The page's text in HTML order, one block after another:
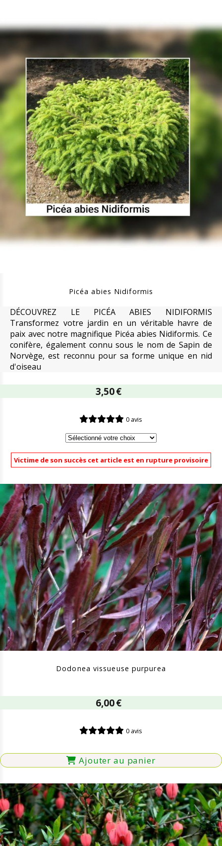
Picéa abies Nidiformis
DÉCOUVREZ LE PICÉA ABIES NIDIFORMIS
Transformez votre jardin en un véritable havre de
paix avec notre magnifique Picéa abies Nidiformis. Ce
conifère, également connu sous le nom de Sapin de
Norvège, est reconnu pour sa forme unique en nid
d'oiseau
3,50€
0 avis
Victime de son succès cet article est en rupture provisoire
Dodonea vissueuse purpurea
6,00€
0 avis
Ajouter au panier